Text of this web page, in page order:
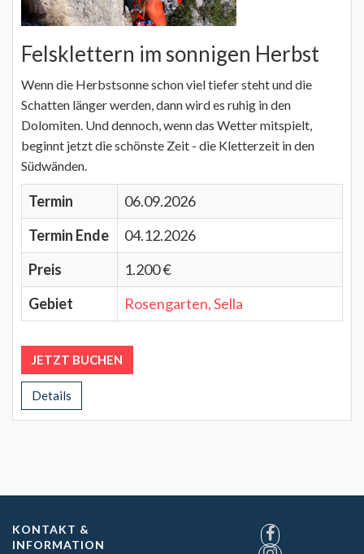
Felsklettern im sonnigen Herbst
Wenn die Herbstsonne schon viel tiefer steht und die
Schatten länger werden, dann wird es ruhig in den
Dolomiten. Und dennoch, wenn das Wetter mitspielt,
beginnt jetzt die schönste Zeit - die Kletterzeit in den
Südwänden.
Termin
06.09.2026
Termin Ende
04.12.2026
Preis
1.200 €
Gebiet
Rosengarten, Sella
JETZT BUCHEN
Details
KONTAKT &
INFORMATION